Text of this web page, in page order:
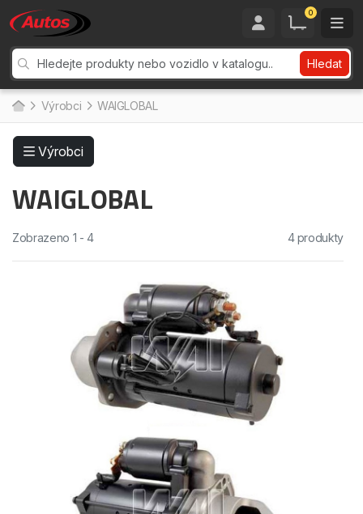
0
Hledat
Výrobci WAIGLOBAL
Výrobci
WAIGLOBAL
Zobrazeno 1 - 4 4 produkty